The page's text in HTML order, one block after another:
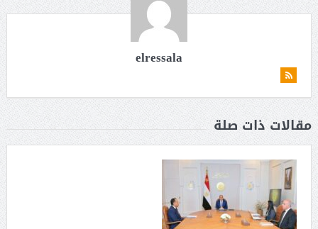
elressala
مقالات ذات صلة